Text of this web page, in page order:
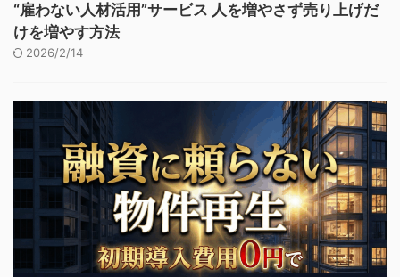
“雇わない人材活用”サービス 人を増やさず売り上げだ
けを増やす方法
2026/2/14